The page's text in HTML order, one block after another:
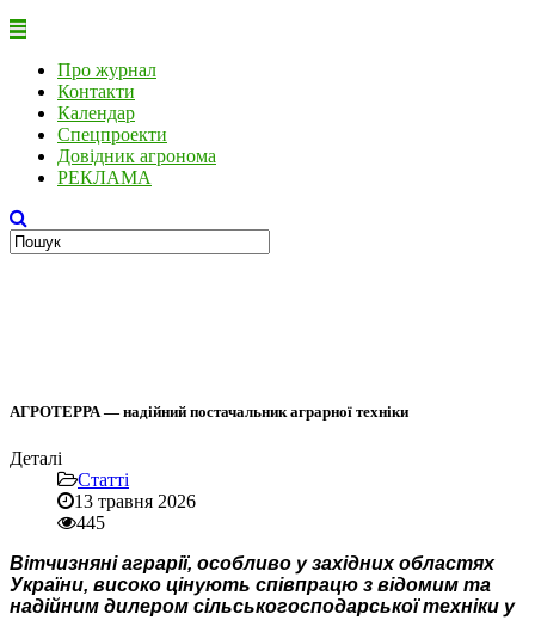
Про журнал
Контакти
Календар
Спецпроекти
Довідник агронома
РЕКЛАМА
АГРОТЕРРА — надійний постачальник аграрної техніки
Деталі
Статті
13 травня 2026
445
Вітчизняні аграрії, особливо у західних областях
України, високо цінують співпрацю з відомим та
надійним дилером сільськогосподарської техніки у